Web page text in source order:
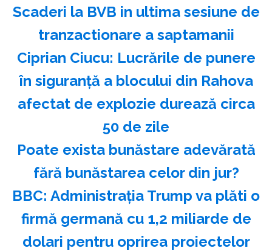
Scaderi la BVB in ultima sesiune de
tranzactionare a saptamanii
Ciprian Ciucu: Lucrările de punere
în siguranţă a blocului din Rahova
afectat de explozie durează circa
50 de zile
Poate exista bunăstare adevărată
fără bunăstarea celor din jur?
BBC: Administraţia Trump va plăti o
firmă germană cu 1,2 miliarde de
dolari pentru oprirea proiectelor